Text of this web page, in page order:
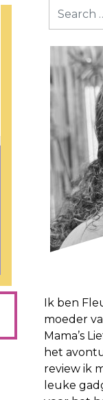
Ik ben
moeder
Mama’s
het
review ik
leuke